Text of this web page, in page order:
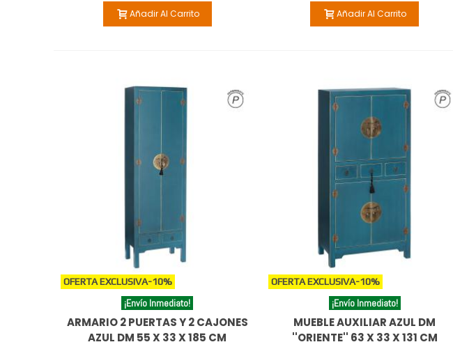
Añadir Al Carrito Añadir Al Carrito
OFERTA EXCLUSIVA-10%
¡Envío Inmediato!
ARMARIO 2 PUERTAS Y 2 CAJONES
AZUL DM 55 X 33 X 185 CM
OFERTA EXCLUSIVA-10%
¡Envío Inmediato!
MUEBLE AUXILIAR AZUL DM
''ORIENTE'' 63 X 33 X 131 CM